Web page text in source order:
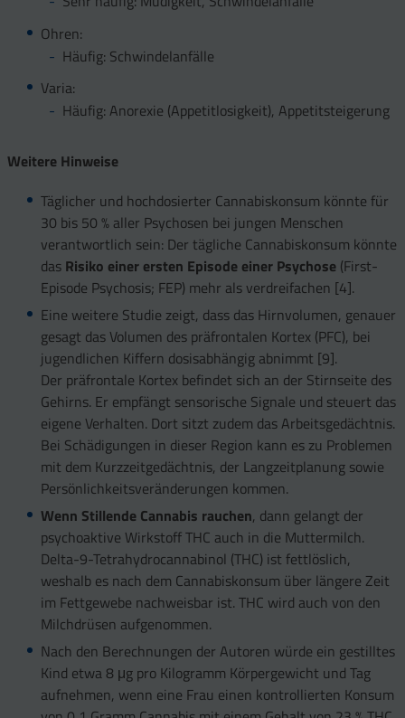
Ohren:
Häufig: Schwindelanfälle
Varia:
Häufig: Anorexie (Appetitlosigkeit), Appetitsteigerung
Weitere Hinweise
Täglicher und hochdosierter Cannabiskonsum könnte für
30 bis 50 % aller Psychosen bei jungen Menschen
verantwortlich sein: Der tägliche Cannabiskonsum könnte
das Risiko einer ersten Episode einer Psychose (First-
Episode Psychosis; FEP) mehr als verdreifachen [4].
Eine weitere Studie zeigt, dass das Hirnvolumen, genauer
gesagt das Volumen des präfrontalen Kortex (PFC), bei
jugendlichen Kiffern dosisabhängig abnimmt [9].
Der präfrontale Kortex befindet sich an der Stirnseite des
Gehirns. Er empfängt sensorische Signale und steuert das
eigene Verhalten. Dort sitzt zudem das Arbeitsgedächtnis.
Bei Schädigungen in dieser Region kann es zu Problemen
mit dem Kurzzeitgedächtnis, der Langzeitplanung sowie
Persönlichkeitsveränderungen kommen.
Wenn Stillende Cannabis rauchen, dann gelangt der
psychoaktive Wirkstoff THC auch in die Muttermilch.
Delta-9-Tetrahydro­cannabinol (THC) ist fettlöslich,
weshalb es nach dem Cannabiskonsum über längere Zeit
im Fettgewebe nachweisbar ist. THC wird auch von den
Milchdrüsen aufgenommen.
Nach den Berechnungen der Autoren würde ein gestilltes
Kind etwa 8 μg pro Kilogramm Körpergewicht und Tag
aufnehmen, wenn eine Frau einen kontrollierten Konsum